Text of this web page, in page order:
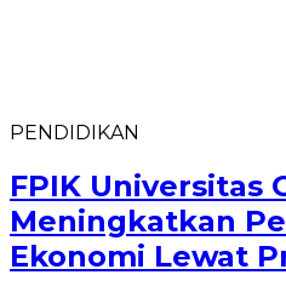
PENDIDIKAN
FPIK Universitas
Meningkatkan
Ekonomi Lewat